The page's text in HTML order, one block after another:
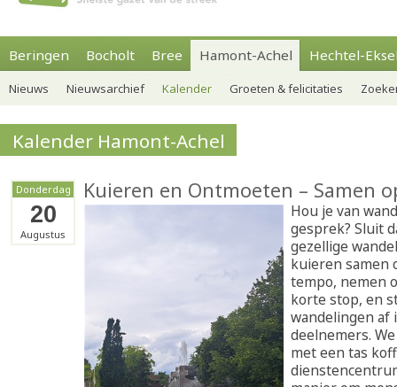
Beringen Bocholt Bree Hamont-Achel Hechtel-
Nieuws Nieuwsarchief Kalender Groeten & felicitaties
Kalender Hamont-Achel
Donderdag
20
Augustus
Kuieren en Ontmoeten – Samen
Hou je van
gesprek? Sluit
gezellige
kuieren samen
tempo, nemen
korte stop, en
wandelingen af
deelnemers.
met een tas